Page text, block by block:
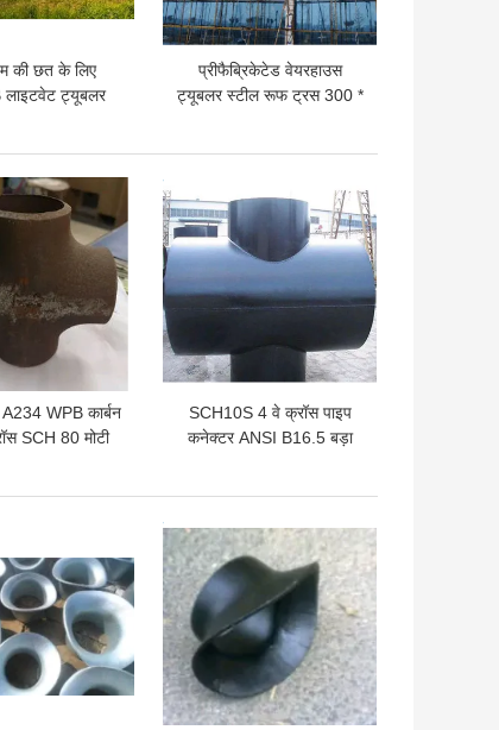
की छत के लिए
ट्यूबलर
प्रीफैब्रिकेटेड वेयरहाउस
ट्यूबलर स्टील रूफ ट्रस 300 *
A234 WPB कार्बन
SCH 80 मोटी
SCH10S 4 वे क्रॉस पाइप
कनेक्टर ANSI B16.5 बड़ा
सबसे अच्छी कीमत